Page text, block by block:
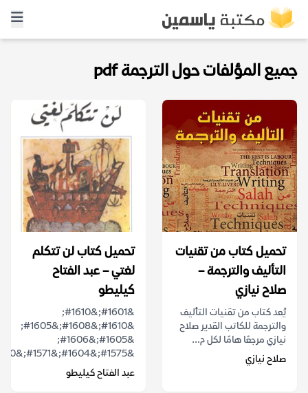
جميع المؤلفات حول الترجمة pdf
تحميل كتاب من تقنيات
التأليف والترجمة –
صلاح نيازي
يُعد كتاب من تقنيات التأليف
والترجمة للكاتب القدير صلاح
نيازي مرجعًا هامًا لكل م...
صلاح نيازي
تحميل كتاب لن تتكلم
لغتي – عبد الفتاح
كيليطو
&#1601;&#1610;
&#1610;&#1608;&#1605;
&#1605;&#1606;
&#1575;&#1604;&#1571;&#1610;...
عبد الفتاح كيليطو